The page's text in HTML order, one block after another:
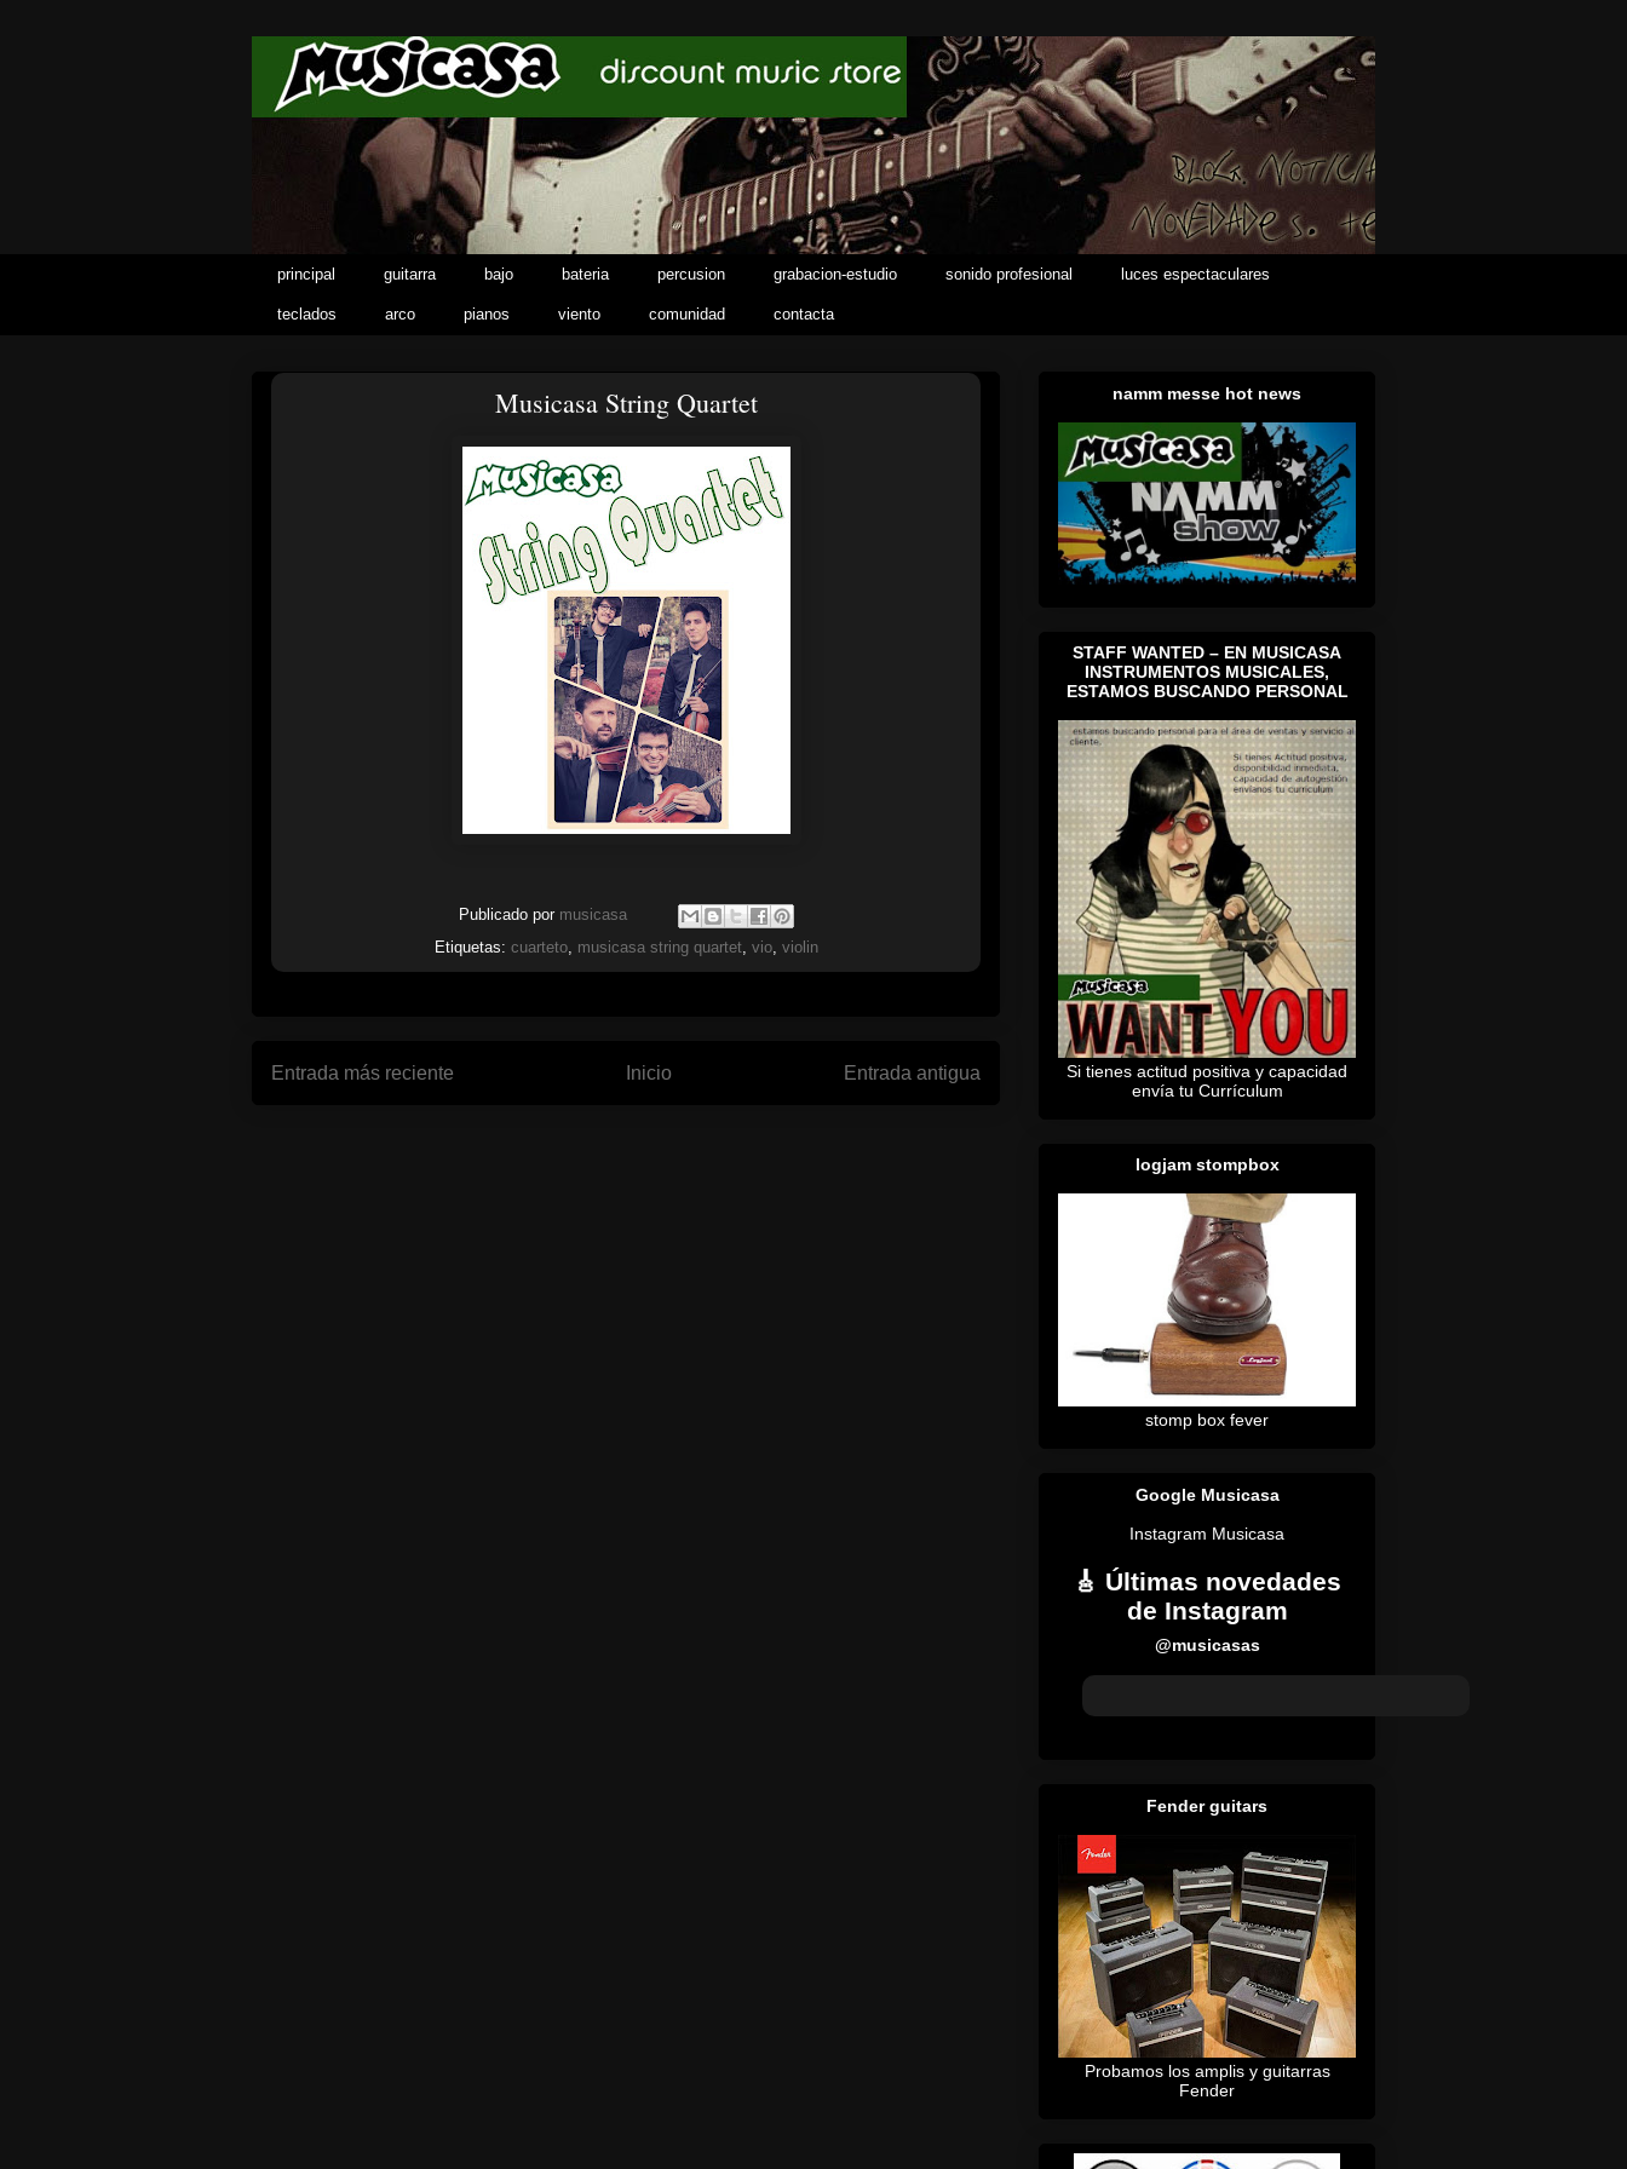
principal guitarra bajo bateria percusion grabacion-estudio sonido profesional luces espectaculares
teclados arco pianos viento comunidad contacta
Musicasa String Quartet
Publicado por musicasa
Etiquetas: cuarteto, musicasa string quartet, vio, violin
Entrada más reciente Entrada antigua
Inicio
namm messe hot news
STAFF WANTED – EN MUSICASA
INSTRUMENTOS MUSICALES,
ESTAMOS BUSCANDO PERSONAL
Si tienes actitud positiva y capacidad
envía tu Currículum
logjam stompbox
stomp box fever
Google Musicasa
Instagram Musicasa
🎸 Últimas novedades
de Instagram
@musicasas
Fender guitars
Probamos los amplis y guitarras
Fender